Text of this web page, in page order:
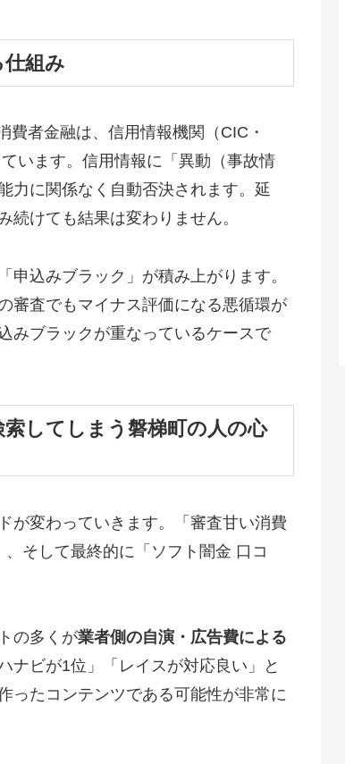
組み
者金融は、信用情報機関（CIC・
ています。信用情報に「異動（事故情
力に関係なく自動否決されます。延
けても結果は変わりません。
込みブラック」が積み上がります。
審査でもマイナス評価になる悪循環が
みブラックが重なっているケースで
索してしまう磐梯町の人の心
が変わっていきます。「審査甘い消費
そして最終的に「ソフト闇金 口コ
の多くが業者側の自演・広告費による
ナビが1位」「レイスが対応良い」と
ったコンテンツである可能性が非常に